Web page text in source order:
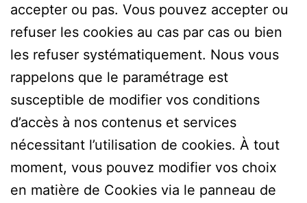
accepter ou pas. Vous pouvez accepter ou
refuser les cookies au cas par cas ou bien
les refuser systématiquement. Nous vous
rappelons que le paramétrage est
susceptible de modifier vos conditions
d’accès à nos contenus et services
nécessitant l’utilisation de cookies. À tout
moment, vous pouvez modifier vos choix
en matière de Cookies via le panneau de